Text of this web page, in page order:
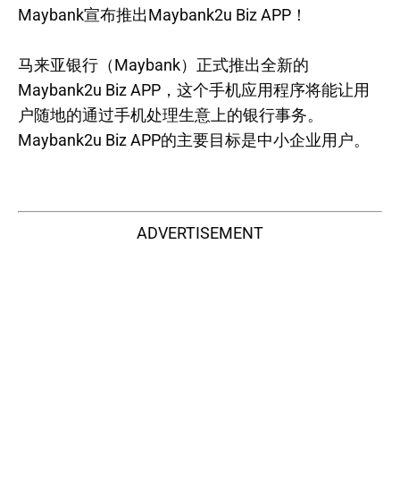
Maybank宣布推出Maybank2u Biz APP！
马来亚银行（Maybank）正式推出全新的
Maybank2u Biz APP，这个手机应用程序将能让用
户随地的通过手机处理生意上的银行事务。
Maybank2u Biz APP的主要目标是中小企业用户。
ADVERTISEMENT